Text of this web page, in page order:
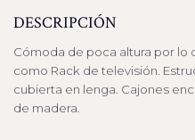
DESCRIPCIÓN
Cómoda de poca altura por lo
como Rack de televisión.
cubierta en lenga. Cajones
de madera.